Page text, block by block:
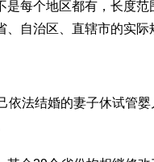
每个地区都有，长度
自治区、直辖市的实际
依法结婚的妻子休试管婴